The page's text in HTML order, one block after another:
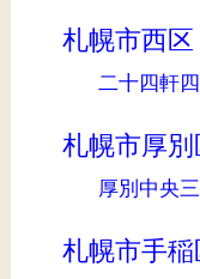
札幌市西区
二十四軒
札幌市厚別
厚別中央
札幌市手稲